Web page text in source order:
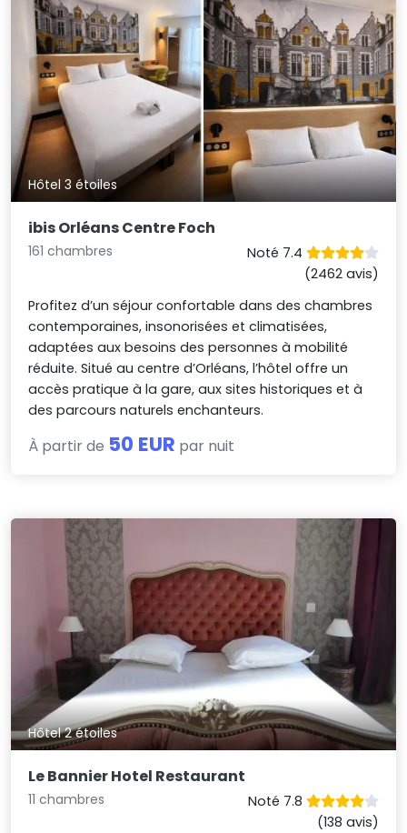
Hôtel 3 étoiles
ibis Orléans Centre Foch
161 chambres
Noté 7.4
(2462 avis)
Profitez d’un séjour confortable dans des chambres
contemporaines, insonorisées et climatisées,
adaptées aux besoins des personnes à mobilité
réduite. Situé au centre d’Orléans, l’hôtel offre un
accès pratique à la gare, aux sites historiques et à
des parcours naturels enchanteurs.
À partir de 50 EUR par nuit
Hôtel 2 étoiles
Le Bannier Hotel Restaurant
11 chambres
Noté 7.8
(138 avis)